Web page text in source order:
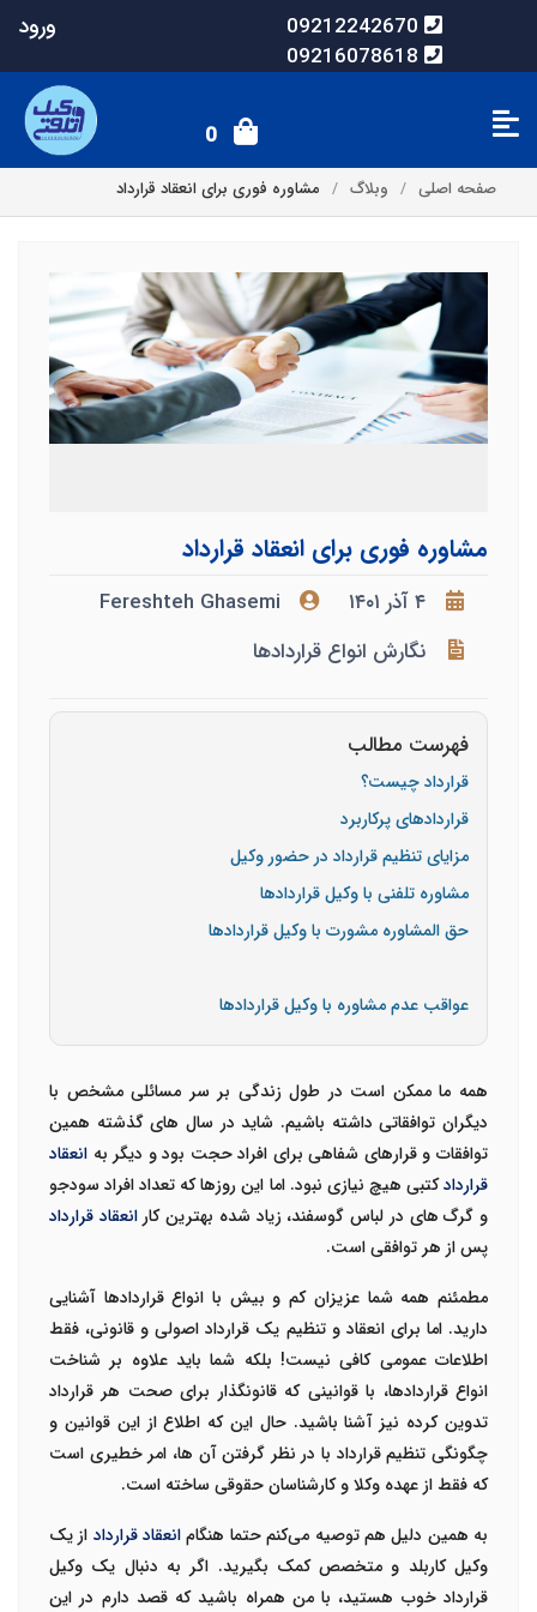
09212242670
09216078618
ورود
0
صفحه اصلی وبلاگ مشاوره فوری برای انعقاد قرارداد
مشاوره فوری برای انعقاد قرارداد
۴ آذر ۱۴۰۱
Fereshteh Ghasemi
نگارش انواع قراردادها
فهرست مطالب
قرارداد چیست؟
قراردادهای پرکاربرد
مزایای تنظیم قرارداد در حضور وکیل
مشاوره تلفنی با وکیل قراردادها
حق المشاوره مشورت با وکیل قراردادها
عواقب عدم مشاوره با وکیل قراردادها
همه ما ممکن است در طول زندگی بر سر مسائلی مشخص با
دیگران توافقاتی داشته باشیم. شاید در سال های گذشته همین
توافقات و قرارهای شفاهی برای افراد حجت بود و دیگر به انعقاد
قراردادکتبی هیچ نیازی نبود. اما این روزها که تعداد افراد سودجو
و گرگ های در لباس گوسفند، زیاد شده بهترین کارانعقاد قرارداد
پس از هر توافقی است.
مطمئنم همه شما عزیزان کم و بیش با انواع قراردادها آشنایی
دارید. اما برای انعقاد و تنظیم یک قرارداد اصولی و قانونی، فقط
اطلاعات عمومی کافی نیست! بلکه شما باید علاوه بر شناخت
انواع قراردادها، با قوانینی که قانونگذار برای صحت هر قرارداد
تدوین کرده نیز آشنا باشید. حال این که اطلاع از این قوانین و
چگونگی تنظیم قرارداد با در نظر گرفتن آن ها، امر خطیری است
که فقط از عهده وکلا و کارشناسان حقوقی ساخته است.
به همین دلیل هم توصیه می‌کنم حتما هنگامانعقاد قرارداد از یک
وکیل کاربلد و متخصص کمک بگیرید. اگر به دنبال یک وکیل
قرارداد خوب هستید، با من همراه باشید که قصد دارم در این